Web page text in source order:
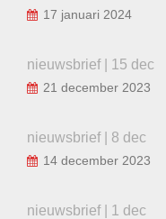
17 januari 2024
nieuwsbrief | 15 dec
21 december 2023
nieuwsbrief | 8 dec
14 december 2023
nieuwsbrief | 1 dec